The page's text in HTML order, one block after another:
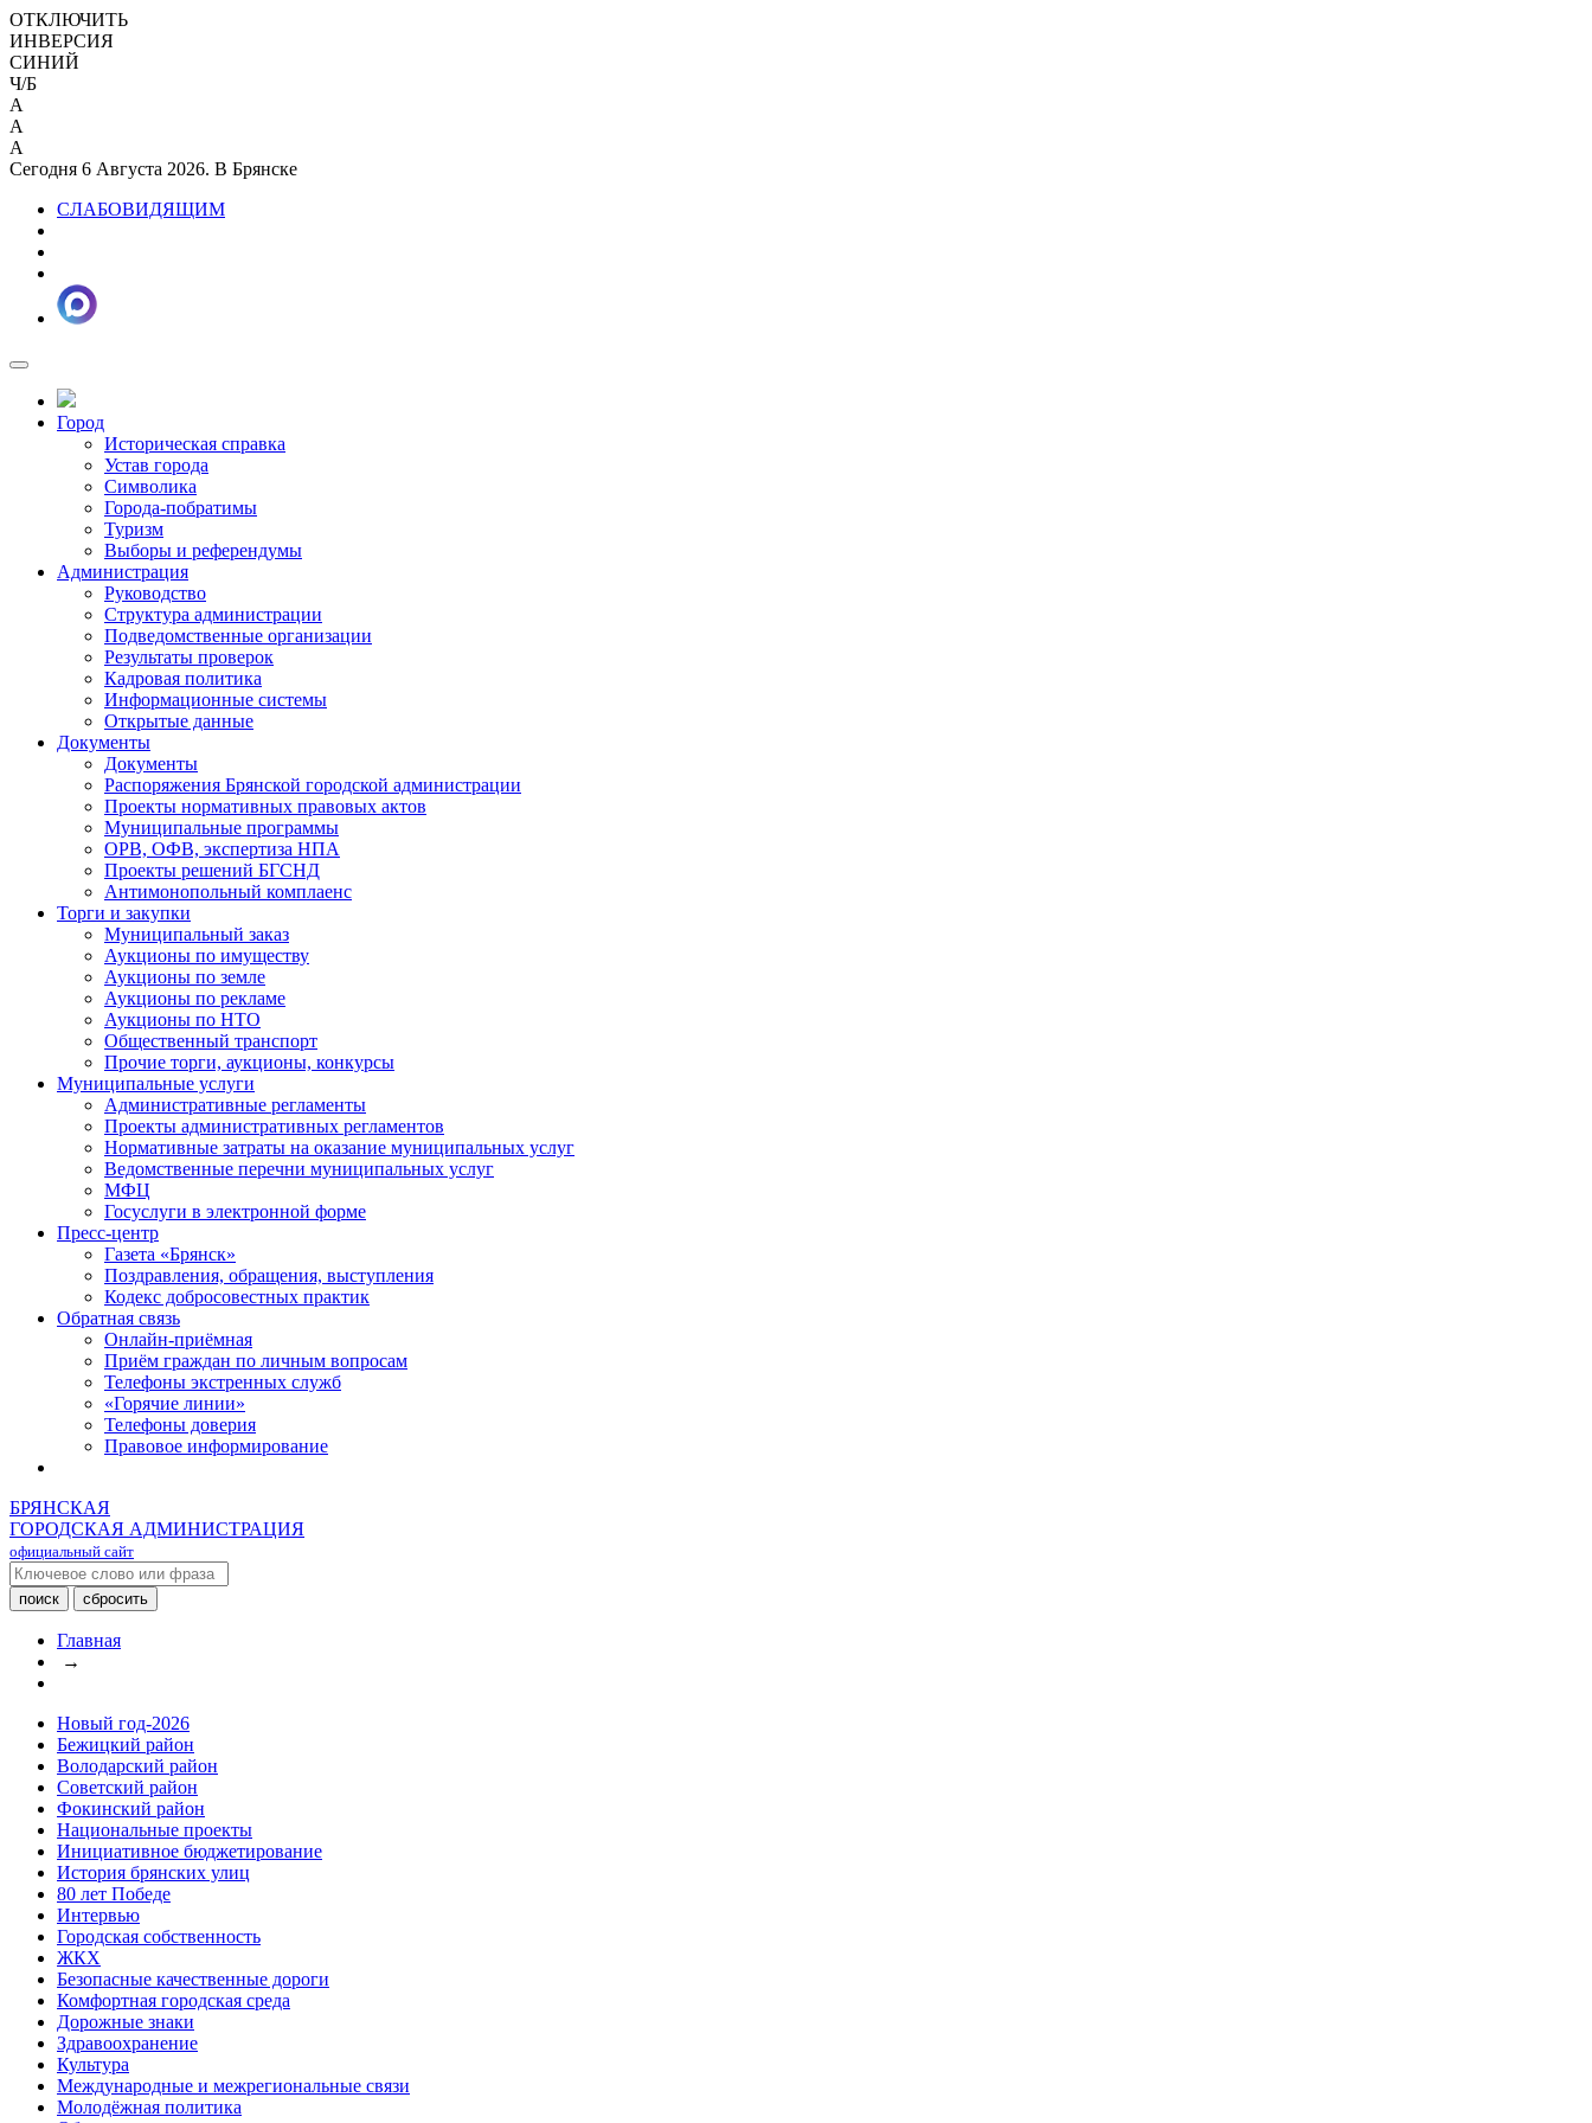
ОТКЛЮЧИТЬ
ИНВЕРСИЯ
СИНИЙ
Ч/Б
A
A
A
Сегодня 6 Августа 2026. В Брянске
СЛАБОВИДЯЩИМ
Город
Историческая справка
Устав города
Символика
Города-побратимы
Туризм
Выборы и референдумы
Администрация
Руководство
Структура администрации
Подведомственные организации
Результаты проверок
Кадровая политика
Информационные системы
Открытые данные
Документы
Документы
Распоряжения Брянской городской администрации
Проекты нормативных правовых актов
Муниципальные программы
ОРВ, ОФВ, экспертиза НПА
Проекты решений БГСНД
Антимонопольный комплаенс
Торги и закупки
Муниципальный заказ
Аукционы по имуществу
Аукционы по земле
Аукционы по рекламе
Аукционы по НТО
Общественный транспорт
Прочие торги, аукционы, конкурсы
Муниципальные услуги
Административные регламенты
Проекты административных регламентов
Нормативные затраты на оказание муниципальных услуг
Ведомственные перечни муниципальных услуг
МФЦ
Госуслуги в электронной форме
Пресс-центр
Газета «Брянск»
Поздравления, обращения, выступления
Кодекс добросовестных практик
Обратная связь
Онлайн-приёмная
Приём граждан по личным вопросам
Телефоны экстренных служб
«Горячие линии»
Телефоны доверия
Правовое информирование
БРЯНСКАЯ
ГОРОДСКАЯ АДМИНИСТРАЦИЯ
официальный сайт
Главная
→
Новый год-2026
Бежицкий район
Володарский район
Советский район
Фокинский район
Национальные проекты
Инициативное бюджетирование
История брянских улиц
80 лет Победе
Интервью
Городская собственность
ЖКХ
Безопасные качественные дороги
Комфортная городская среда
Дорожные знаки
Здравоохранение
Культура
Международные и межрегиональные связи
Молодёжная политика